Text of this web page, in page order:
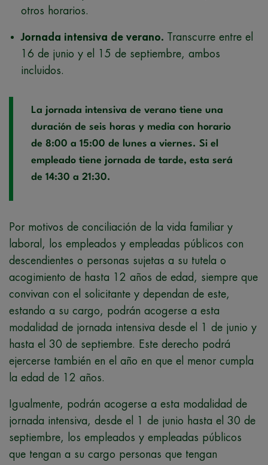
otros horarios.
Jornada intensiva de verano. Transcurre entre el
16 de junio y el 15 de septiembre, ambos
incluidos.
La jornada intensiva de verano tiene una
duración de seis horas y media con horario
de 8:00 a 15:00 de lunes a viernes. Si el
empleado tiene jornada de tarde, esta será
de 14:30 a 21:30.
Por motivos de conciliación de la vida familiar y
laboral, los empleados y empleadas públicos con
descendientes o personas sujetas a su tutela o
acogimiento de hasta 12 años de edad, siempre que
convivan con el solicitante y dependan de este,
estando a su cargo, podrán acogerse a esta
modalidad de jornada intensiva desde el 1 de junio y
hasta el 30 de septiembre. Este derecho podrá
ejercerse también en el año en que el menor cumpla
la edad de 12 años.
Igualmente, podrán acogerse a esta modalidad de
jornada intensiva, desde el 1 de junio hasta el 30 de
septiembre, los empleados y empleadas públicos
que tengan a su cargo personas que tengan